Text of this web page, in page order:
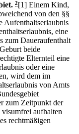
2[1] Einem Kind,
von den §§
Aufenthaltserlaubnis
eine
zum Daueraufenthalt
beide
Elternteil eine
oder eine
wird dem im
von Amts
zum Zeitpunkt der
aufhalten
rechtmäßigen